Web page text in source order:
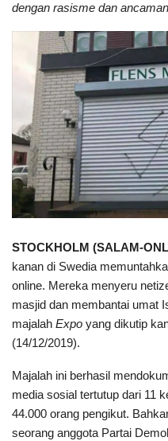
dengan rasisme dan
STOCKHOLM (SALAM-
kanan di Swedia
online. Mereka menyeru
masjid dan membantai umat
majalah Expo yang dikutip
(14/12/2019).
Majalah ini berhasil
media sosial tertutup dari 11
44.000 orang pengikut.
seorang anggota Partai